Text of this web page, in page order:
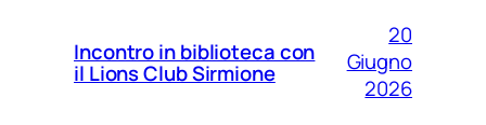
Incontro in biblioteca con
il Lions Club Sirmione
20
Giugno
2026